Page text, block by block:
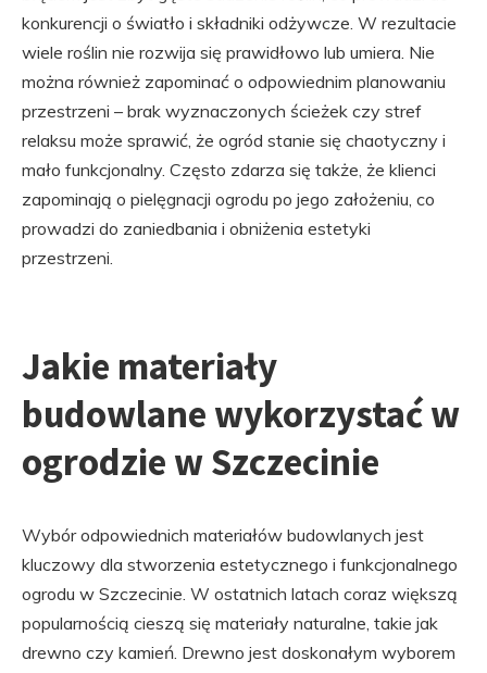
konkurencji o światło i składniki odżywcze. W rezultacie
wiele roślin nie rozwija się prawidłowo lub umiera. Nie
można również zapominać o odpowiednim planowaniu
przestrzeni – brak wyznaczonych ścieżek czy stref
relaksu może sprawić, że ogród stanie się chaotyczny i
mało funkcjonalny. Często zdarza się także, że klienci
zapominają o pielęgnacji ogrodu po jego założeniu, co
prowadzi do zaniedbania i obniżenia estetyki
przestrzeni.
Jakie materiały
budowlane wykorzystać w
ogrodzie w Szczecinie
Wybór odpowiednich materiałów budowlanych jest
kluczowy dla stworzenia estetycznego i funkcjonalnego
ogrodu w Szczecinie. W ostatnich latach coraz większą
popularnością cieszą się materiały naturalne, takie jak
drewno czy kamień. Drewno jest doskonałym wyborem